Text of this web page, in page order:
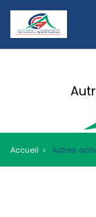
Accueil